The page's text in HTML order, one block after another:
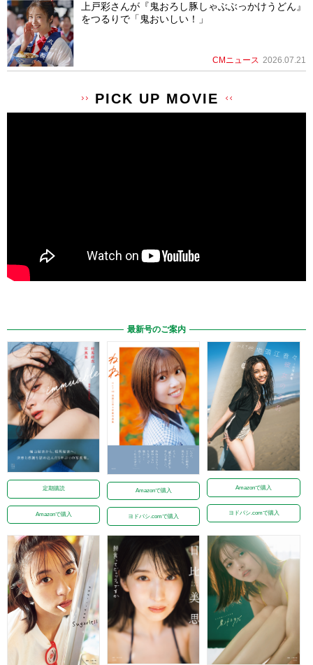
上戸彩さんが『鬼おろし豚しゃぶぶっかけうどん』
をつるりで「鬼おいしい！」
CMニュース 2026.07.21
PICK UP MOVIE
最新号のご案内
定期購読
Amazonで購入
Amazonで購入
ヨドバシ.comで購入
Amazonで購入
ヨドバシ.comで購入